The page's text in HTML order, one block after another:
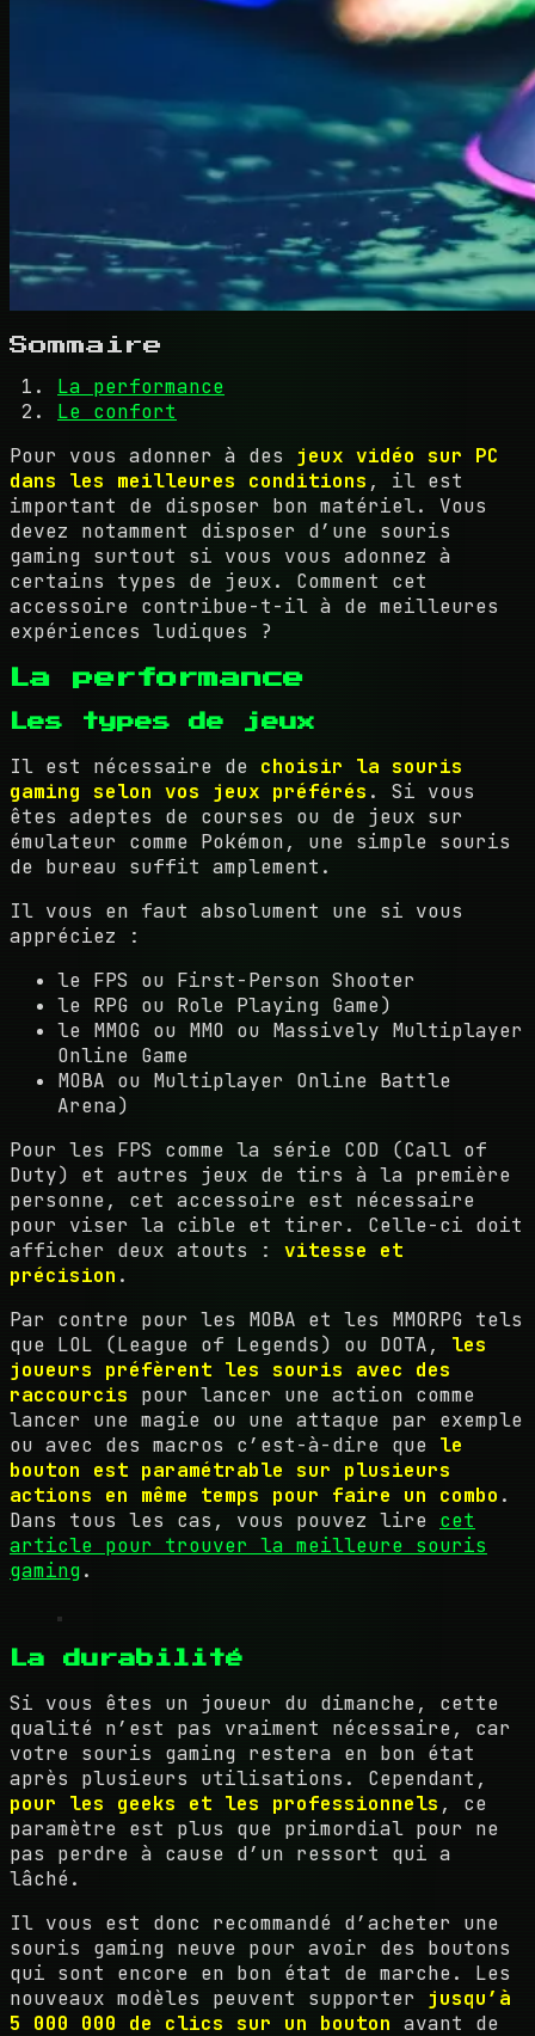
Sommaire
La performance
Le confort
Pour vous adonner à des jeux vidéo sur PC
dans les meilleures conditions , il est
important de disposer bon matériel. Vous
devez notamment disposer d’une souris
gaming surtout si vous vous adonnez à
certains types de jeux. Comment cet
accessoire contribue-t-il à de meilleures
expériences ludiques ?
La performance
Les types de jeux
Il est nécessaire de choisir la souris
gaming selon vos jeux préférés . Si vous
êtes adeptes de courses ou de jeux sur
émulateur comme Pokémon, une simple souris
de bureau suffit amplement.
Il vous en faut absolument une si vous
appréciez :
le FPS ou First-Person Shooter
le RPG ou Role Playing Game)
le MMOG ou MMO ou Massively Multiplayer
Online Game
MOBA ou Multiplayer Online Battle
Arena)
Pour les FPS comme la série COD (Call of
Duty) et autres jeux de tirs à la première
personne, cet accessoire est nécessaire
pour viser la cible et tirer. Celle-ci doit
afficher deux atouts :
vitesse et
précision .
Par contre pour les MOBA et les MMORPG tels
que LOL (League of Legends) ou DOTA, les
joueurs préfèrent les souris avec des
raccourcis pour lancer une action comme
lancer une magie ou une attaque par exemple
ou avec des macros c’est-à-dire que le
bouton est paramétrable sur plusieurs
actions en même temps pour faire un combo .
Dans tous les cas, vous pouvez lire cet
article pour trouver la meilleure souris
gaming.
La durabilité
Si vous êtes un joueur du dimanche, cette
qualité n’est pas vraiment nécessaire, car
votre souris gaming restera en bon état
après plusieurs utilisations. Cependant,
pour les geeks et les professionnels , ce
paramètre est plus que primordial pour ne
pas perdre à cause d’un ressort qui a
lâché.
Il vous est donc recommandé d’acheter une
souris gaming neuve pour avoir des boutons
qui sont encore en bon état de marche. Les
nouveaux modèles peuvent supporter jusqu’à
5 000 000 de clics sur un bouton avant de